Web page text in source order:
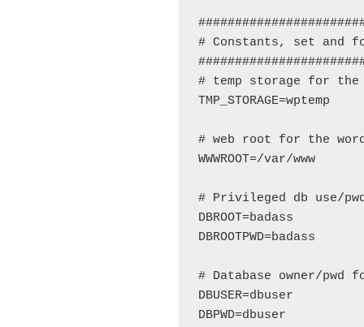
# Constants, set and
# temp storage for
TMP_STORAGE=wptemp
# web root for the
WWWROOT=/var/www
# Privileged db use/
DBROOT=badass
DBROOTPWD=badass
# Database owner/pwd
DBUSER=dbuser
DBPWD=dbuser